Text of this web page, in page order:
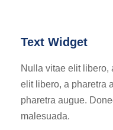
Text Widget
Nulla vitae elit libero,
elit libero, a pharetra
pharetra augue.
malesuada.